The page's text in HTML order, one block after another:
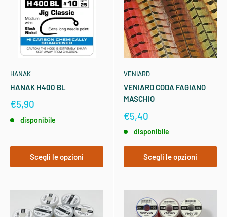
HANAK
HANAK H400 BL
€5,90
disponibile
Scegli le opzioni
VENIARD
VENIARD CODA FAGIANO
MASCHIO
€5,40
disponibile
Scegli le opzioni